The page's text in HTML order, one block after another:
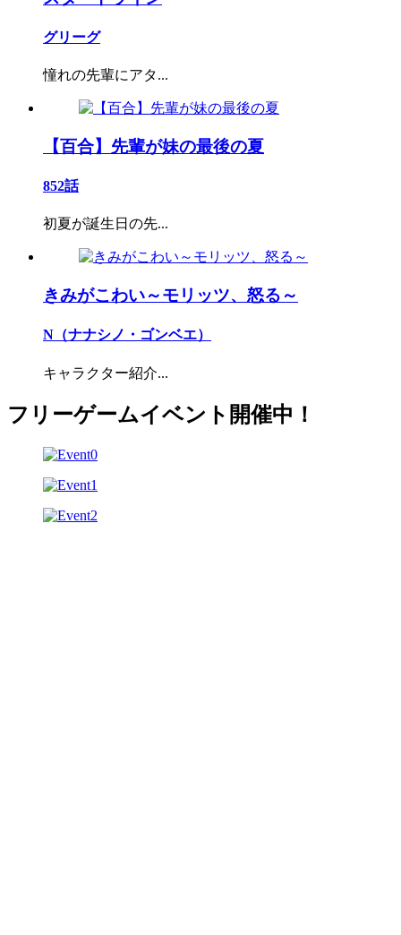
グリーグ
憧れの先輩にアタ...
【百合】先輩が妹の最後の夏
852話
初夏が誕生日の先...
きみがこわい～モリッツ、怒る～
N（ナナシノ・ゴンベエ）
キャラクター紹介...
フリーゲームイベント開催中！